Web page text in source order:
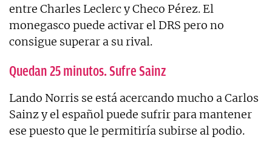
entre Charles Leclerc y Checo Pérez. El
monegasco puede activar el DRS pero no
consigue superar a su rival.
Quedan 25 minutos. Sufre Sainz
Lando Norris se está acercando mucho a Carlos
Sainz y el español puede sufrir para mantener
ese puesto que le permitiría subirse al podio.